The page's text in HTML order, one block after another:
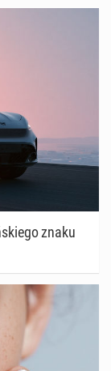
znaku